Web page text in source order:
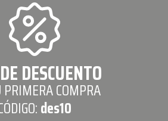
DESCUENTO
COMPRA
des10